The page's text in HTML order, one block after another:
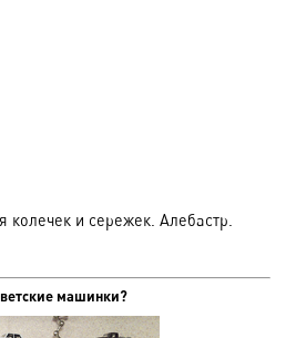
и сережек. Алебастр.
машинки?